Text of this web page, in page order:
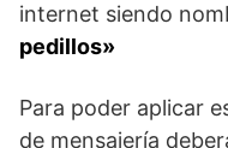
internet siendo
pedillos»
Para poder aplicar
de mensajería